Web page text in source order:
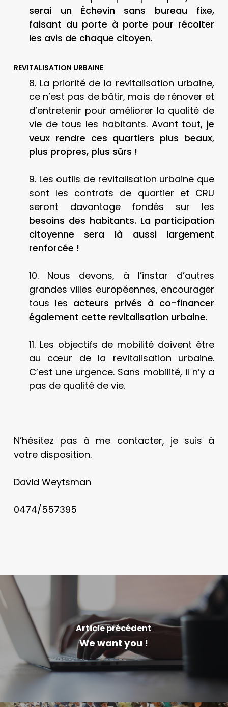
serai un Échevin sans bureau fixe,
faisant du porte à porte pour récolter
les avis de chaque citoyen.
REVITALISATION URBAINE
8. La priorité de la revitalisation urbaine,
ce n’est pas de bâtir, mais de rénover et
d’entretenir pour améliorer la qualité de
vie de tous les habitants. Avant tout, je
veux rendre ces quartiers plus beaux,
plus propres, plus sûrs !
9. Les outils de revitalisation urbaine que
sont les contrats de quartier et CRU
seront davantage fondés sur les
besoins des habitants. La participation
citoyenne sera là aussi largement
renforcée !
10. Nous devons, à l’instar d’autres
grandes villes européennes, encourager
tous les acteurs privés à co-financer
également cette revitalisation urbaine.
11. Les objectifs de mobilité doivent être
au cœur de la revitalisation urbaine.
C’est une urgence. Sans mobilité, il n’y a
pas de qualité de vie.
N’hésitez pas à me contacter, je suis à
votre disposition.
David Weytsman
0474/557395
Article précédent
We want you !